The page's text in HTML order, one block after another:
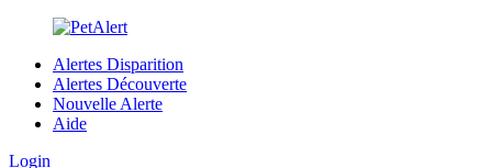
Alertes Disparition
Alertes Découverte
Nouvelle Alerte
Aide
Login